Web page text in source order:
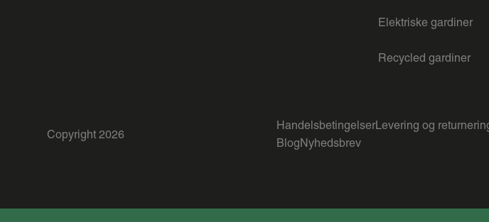
Elektriske gardiner
Recycled gardiner
Copyright 2026
HandelsbetingelserLevering og
BlogNyhedsbrev